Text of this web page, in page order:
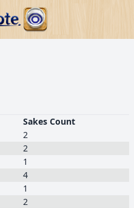
Sakes Count
2
2
1
4
1
2